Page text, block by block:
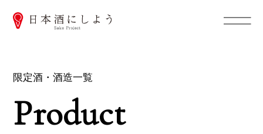
限定酒・酒造一覧
Product